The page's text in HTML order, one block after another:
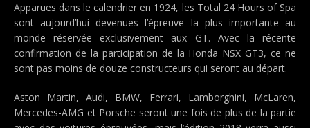
Apparues dans le calendrier en 1924, les Total 24 Hours of Spa
sont aujourd’hui devenues l’épreuve la plus importante au
monde réservée exclusivement aux GT. Avec la récente
confirmation de la participation de la Honda NSX GT3, ce ne
sont pas moins de douze constructeurs qui seront au départ.
Aston Martin, Audi, BMW, Ferrari, Lamborghini, McLaren,
Mercedes-AMG et Porsche seront une fois de plus de la partie